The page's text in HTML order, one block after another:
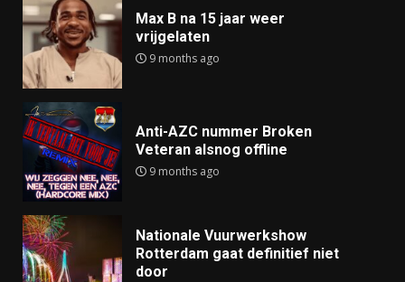
Max B na 15 jaar weer
vrijgelaten
9 months ago
Anti-AZC nummer Broken
Veteran alsnog offline
9 months ago
Nationale Vuurwerkshow
Rotterdam gaat definitief niet
door